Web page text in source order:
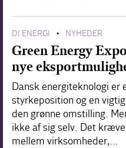
DI ENERGI • NYHEDER
Green Energy
nye
Dansk energiteknologi er
styrkeposition og en
den grønne omstilling.
ikke af sig selv. Det
mellem virksomheder,…